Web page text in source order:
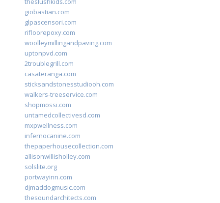
giobastian.com
glpascensori.com
rifloorepoxy.com
woolleymillingandpaving.com
uptonpvd.com
2troublegrill.com
casateranga.com
sticksandstonesstudiooh.com
walkers-treeservice.com
shopmossi.com
untamedcollectivesd.com
mxpwellness.com
infernocanine.com
thepaperhousecollection.com
allisonwillisholley.com
solslite.org
portwayinn.com
djmaddogmusic.com
thesoundarchitects.com